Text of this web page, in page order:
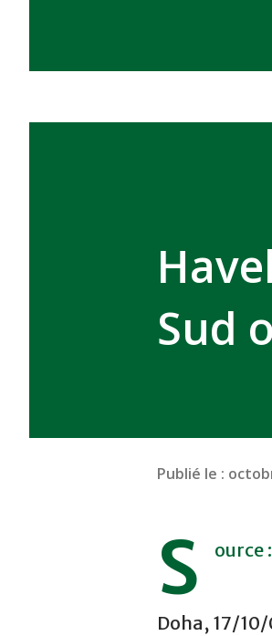
Sud
Publié le :
S ource :
Doha, 17/